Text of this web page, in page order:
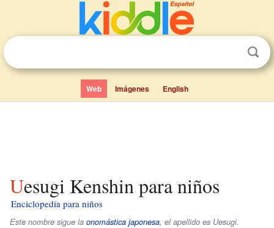
Web Imágenes English
Uesugi Kenshin para niños
Enciclopedia para niños
Este nombre sigue la onomástica japonesa, el apellido es Uesugi.